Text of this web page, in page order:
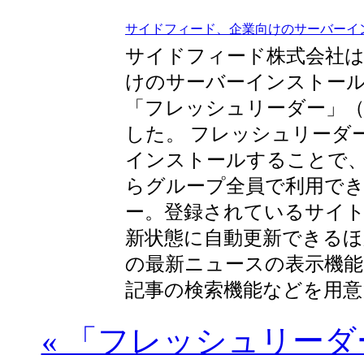
サイドフィード、企業向けのサーバーイ
サイドフィード株式会社
けのサーバーインストー
「フレッシュリーダー」
した。 フレッシュリーダ
インストールすることで
らグループ全員で利用で
ー。登録されているサイ
新状態に自動更新できる
の最新ニュースの表示機
記事の検索機能などを用
« 「フレッシュリー